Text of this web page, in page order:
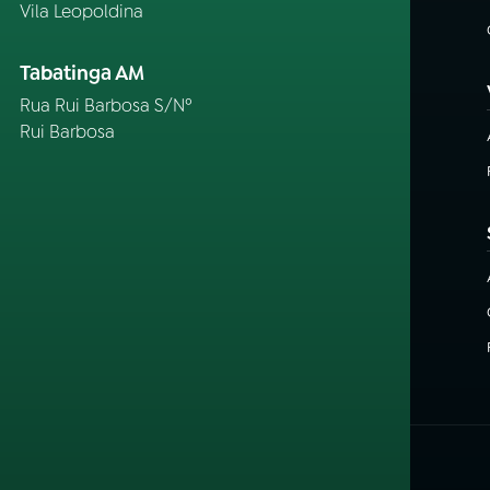
Vila Leopoldina
Tabatinga AM
Rua Rui Barbosa S/Nº
Rui Barbosa